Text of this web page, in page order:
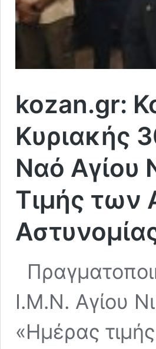
kozan.gr:
Κυριακής
Ναό Αγίου
Τιμής των
Ι.Μ.Ν. Αγίου
«Ημέρας